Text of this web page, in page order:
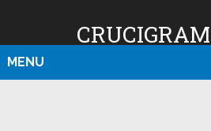
MENU